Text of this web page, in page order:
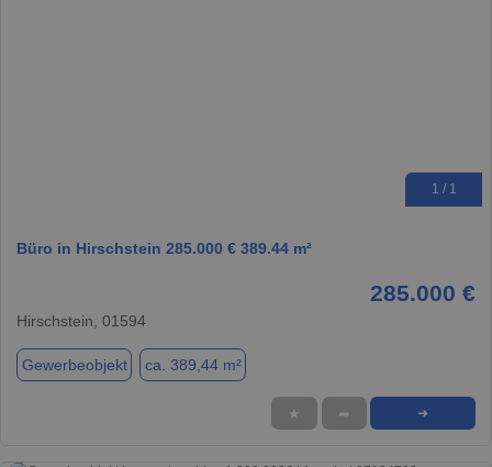
1 / 1
Büro in Hirschstein 285.000 € 389.44 m²
285.000 €
Hirschstein, 01594
Gewerbeobjekt ca. 389,44 m²
★ ➦ ➜